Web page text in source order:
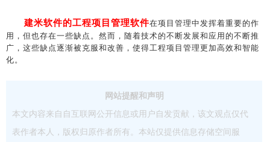
建米软件的工程项目管理软件在项目管理中发挥着重要的作
用，但也存在一些缺点。然而，随着技术的不断发展和应用的不断推
广，这些缺点逐渐被克服和改善，使得工程项目管理更加高效和智能
化。
网站提醒和声明
本文内容来自自互联网公开信息或用户自发贡献，该文观点仅代
表作者本人，版权归原作者所有。本站仅提供信息存储空间服